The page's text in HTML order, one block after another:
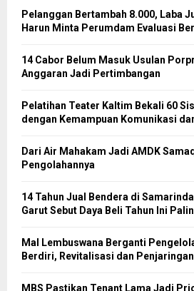
Pelanggan Bertambah 8.000, Laba
Harun Minta Perumdam Evaluasi
14 Cabor Belum Masuk Usulan
Anggaran Jadi Pertimbangan
Pelatihan Teater Kaltim Bekali 60
dengan Kemampuan Komunikasi
Dari Air Mahakam Jadi AMDK
Pengolahannya
14 Tahun Jual Bendera di
Garut Sebut Daya Beli Tahun Ini
Mal Lembuswana Berganti
Berdiri, Revitalisasi dan
MBS Pastikan Tenant Lama Jadi